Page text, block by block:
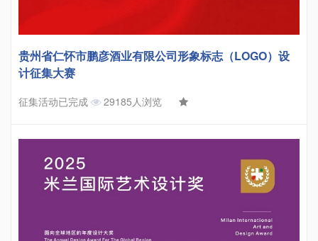
贵州省仁怀市鹏彦酒业有限公司形象标志（LOGO）设
计征集大赛
征集活动已完成 29185人浏览